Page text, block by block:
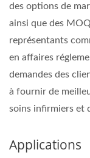
des options de
ainsi que des
représentants
en affaires
demandes des
à fournir de
soins infirmiers et
Applications